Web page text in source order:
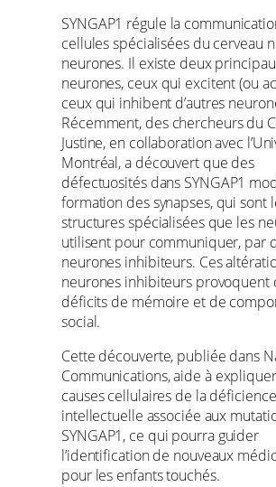
SYNGAP1 régule la
cellules spécialisées du cerveau
neurones. Il existe deux
neurones, ceux qui excitent (ou
ceux qui inhibent d’autres
Récemment, des chercheurs du
Justine, en collaboration avec
Montréal, a découvert que des
défectuosités dans SYNGAP1
formation des synapses, qui sont
structures spécialisées que les
utilisent pour communiquer, par
neurones inhibiteurs. Ces
neurones inhibiteurs provoquent
déficits de mémoire et de
social.
Cette découverte, publiée dans
Communications, aide à
causes cellulaires de la déficience
intellectuelle associée aux
SYNGAP1, ce qui pourra guider
l’identification de nouveaux
pour les enfants touchés.